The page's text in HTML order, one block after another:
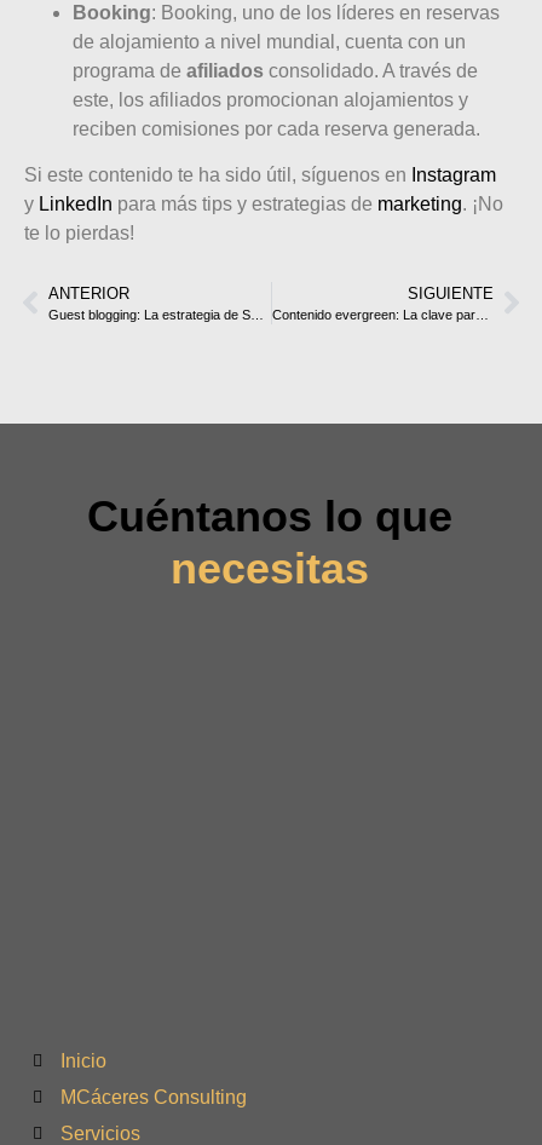
Booking: Booking, uno de los líderes en reservas
de alojamiento a nivel mundial, cuenta con un
programa de afiliados consolidado. A través de
este, los afiliados promocionan alojamientos y
reciben comisiones por cada reserva generada.
Si este contenido te ha sido útil, síguenos en Instagram
y LinkedIn para más tips y estrategias de marketing. ¡No
te lo pierdas!
ANTERIOR SIGUIENTE
Contenido evergreen: La clave para atraer visitas constantes
Cuéntanos lo que
necesitas
Inicio
MCáceres Consulting
Servicios